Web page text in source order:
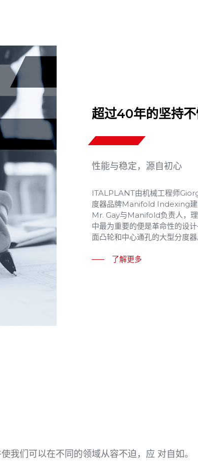
超过40年的坚持
性能与稳定，源自初心
ITALPLANT由机械工程师
度器品牌Manifold Indexing建
Mr. Gay与Manifold负责人，
中最为重要的便是革命性的设
面凸轮和中心通孔的大型分度
了解更多
我们可以在不同的领域从容不迫，应 对自如。